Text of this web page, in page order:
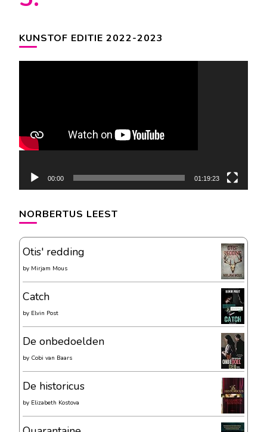
KUNSTOF EDITIE 2022-2023
00:00 01:19:23
NORBERTUS LEEST
Otis' redding
by Mirjam Mous
Catch
by Elvin Post
De onbedoelden
by Cobi van Baars
De historicus
by Elizabeth Kostova